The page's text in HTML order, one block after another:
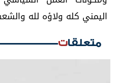
اليمني كله ولاؤه لله
متعلقات